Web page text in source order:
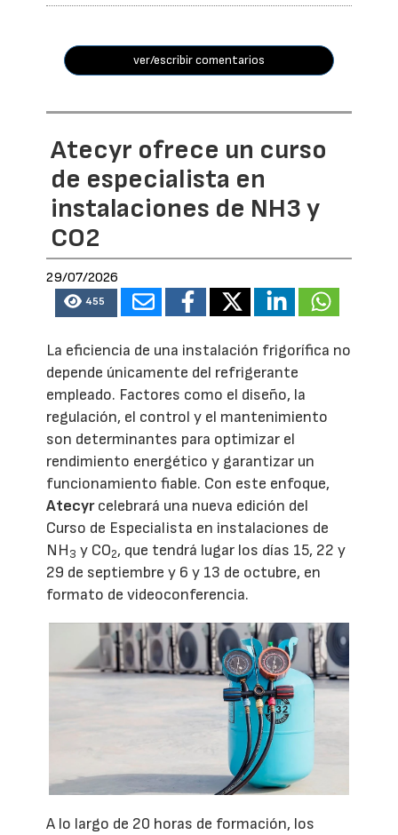
ver/escribir comentarios
Atecyr ofrece un curso
de especialista en
instalaciones de NH3 y
CO2
29/07/2026
455
La eficiencia de una instalación frigorífica no
depende únicamente del refrigerante
empleado. Factores como el diseño, la
regulación, el control y el mantenimiento
son determinantes para optimizar el
rendimiento energético y garantizar un
funcionamiento fiable. Con este enfoque,
Atecyrcelebrará una nueva edición del
Curso de Especialista en instalaciones de
NH3 y CO2, que tendrá lugar los días 15, 22 y
29 de septiembre y 6 y 13 de octubre, en
formato de videoconferencia.
A lo largo de 20 horas de formación, los